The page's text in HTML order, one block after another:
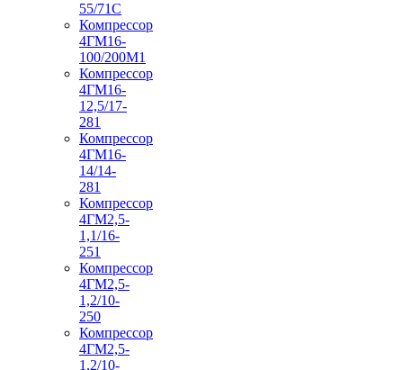
55/71С
Компрессор
4ГМ16-
100/200М1
Компрессор
4ГМ16-
12,5/17-
281
Компрессор
4ГМ16-
14/14-
281
Компрессор
4ГМ2,5-
1,1/16-
251
Компрессор
4ГМ2,5-
1,2/10-
250
Компрессор
4ГМ2,5-
1,2/10-